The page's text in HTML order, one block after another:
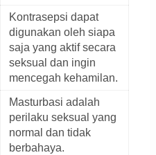
Kontrasepsi dapat
digunakan oleh siapa
saja yang aktif secara
seksual dan ingin
mencegah kehamilan.
Masturbasi adalah
perilaku seksual yang
normal dan tidak
berbahaya.